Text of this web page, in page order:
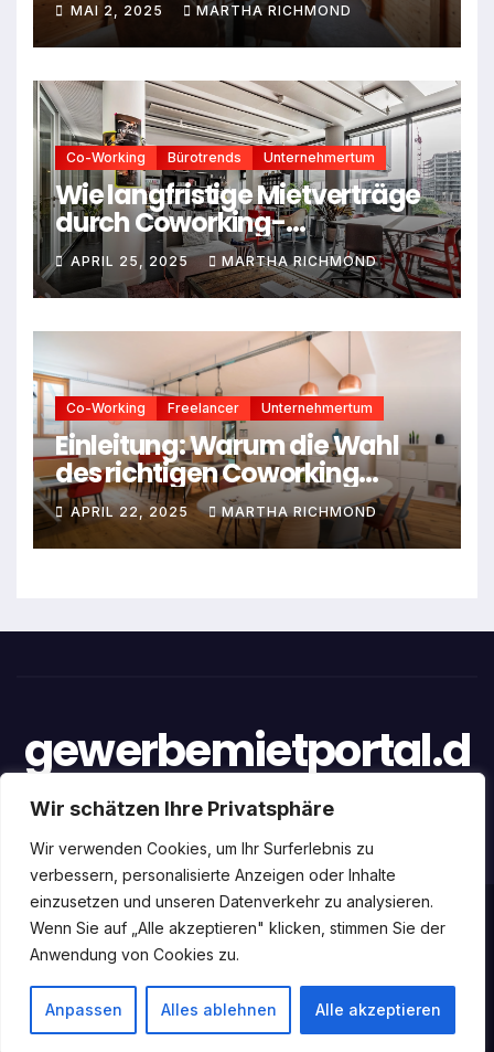
Wir schätzen Ihre Privatsphäre
Wir verwenden Cookies, um Ihr Surferlebnis zu
verbessern, personalisierte Anzeigen oder Inhalte
einzusetzen und unseren Datenverkehr zu analysieren.
Wenn Sie auf „Alle akzeptieren" klicken, stimmen Sie der
Anwendung von Cookies zu.
Anpassen Alles ablehnen Alle akzeptieren
MAI 2, 2025 MARTHA RICHMOND
Co-Working Bürotrends Unternehmertum
Wie langfristige Mietverträge
durch Coworking-
Mitgliedschaften ersetzt
werden
APRIL 25, 2025 MARTHA RICHMOND
Co-Working Freelancer Unternehmertum
Einleitung: Warum die Wahl
des richtigen Coworking
Spaces entscheidend ist
APRIL 22, 2025 MARTHA RICHMOND
gewerbemietportal.d
e
Stolz präsentiert von WordPress|Theme: newstack von
Themeansar
HomeDatenschutz ImpressumÜber uns